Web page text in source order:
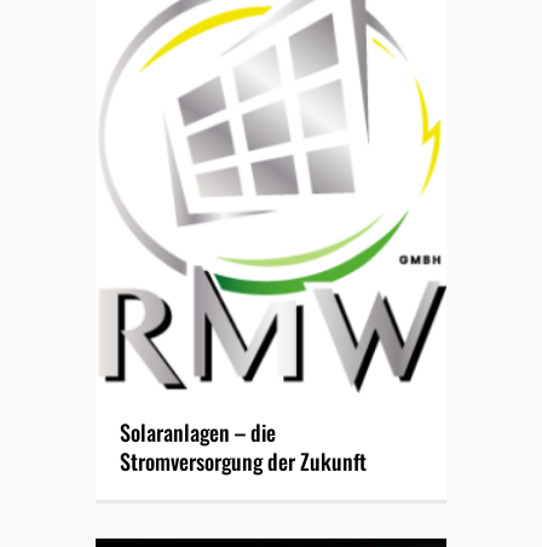
Solaranlagen – die
Stromversorgung der Zukunft